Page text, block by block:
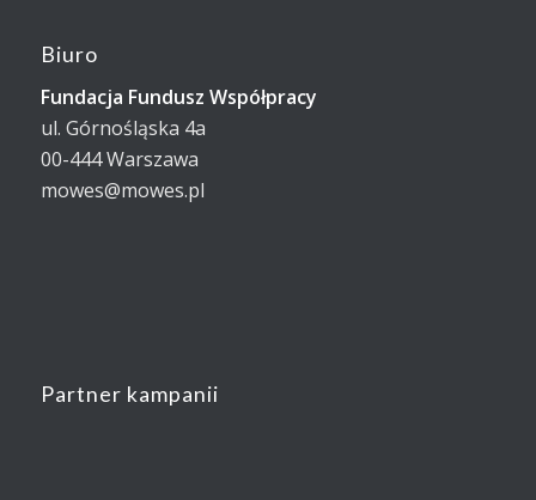
Biuro
Fundacja Fundusz Współpracy
ul. Górnośląska 4a
00-444 Warszawa
mowes@mowes.pl
Partner kampanii